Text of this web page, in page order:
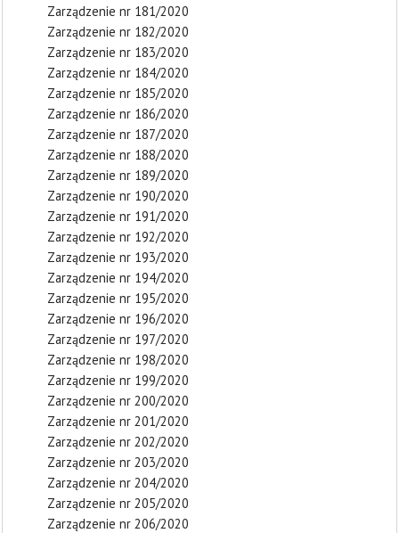
Zarządzenie nr 181/2020
Zarządzenie nr 182/2020
Zarządzenie nr 183/2020
Zarządzenie nr 184/2020
Zarządzenie nr 185/2020
Zarządzenie nr 186/2020
Zarządzenie nr 187/2020
Zarządzenie nr 188/2020
Zarządzenie nr 189/2020
Zarządzenie nr 190/2020
Zarządzenie nr 191/2020
Zarządzenie nr 192/2020
Zarządzenie nr 193/2020
Zarządzenie nr 194/2020
Zarządzenie nr 195/2020
Zarządzenie nr 196/2020
Zarządzenie nr 197/2020
Zarządzenie nr 198/2020
Zarządzenie nr 199/2020
Zarządzenie nr 200/2020
Zarządzenie nr 201/2020
Zarządzenie nr 202/2020
Zarządzenie nr 203/2020
Zarządzenie nr 204/2020
Zarządzenie nr 205/2020
Zarządzenie nr 206/2020